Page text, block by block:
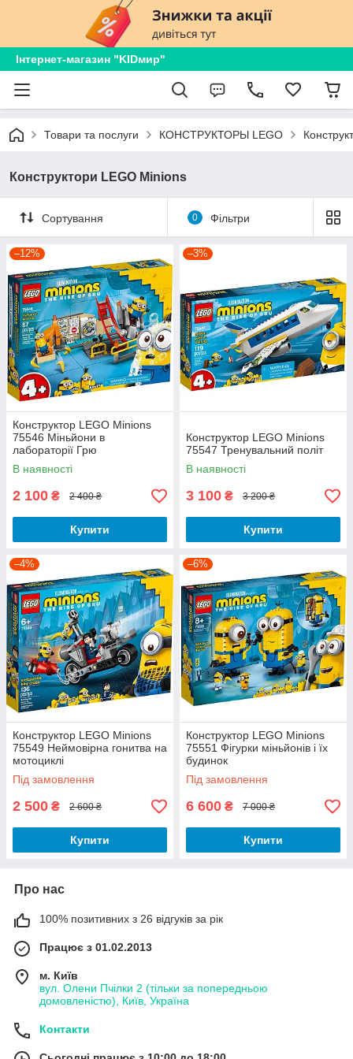
Інтернет-магазин "KIDмир"
Товари та послуги КОНСТРУКТОРЫ LEGO
Конструктори LEGO Minions
Сортування 0 Фільтри
–12%
Конструктор LEGO Minions
75546 Міньйони в
лабораторії Грю
В наявності
2 100 ₴ 2 400 ₴
Купити
–3%
Конструктор LEGO Minions
75547 Тренувальний політ
В наявності
3 100 ₴ 3 200 ₴
Купити
–4%
Конструктор LEGO Minions
75549 Неймовірна гонитва на
мотоциклі
Під замовлення
2 500 ₴ 2 600 ₴
Купити
–6%
Конструктор LEGO Minions
75551 Фігурки міньйонів і їх
будинок
Під замовлення
6 600 ₴ 7 000 ₴
Купити
Про нас
100% позитивних з 26 відгуків за рік
Працює з 01.02.2013
м. Київ
вул. Олени Пчілки 2 (тільки за попередньою
домовленістю), Київ, Україна
Контакти